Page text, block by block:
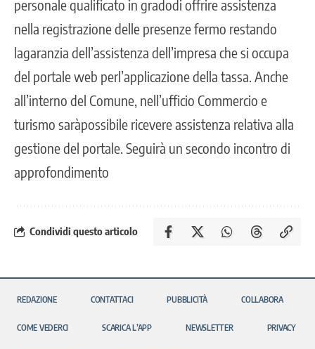
personale qualificato in gradodi offrire assistenza
nella registrazione delle presenze fermo restando
lagaranzia dell’assistenza dell’impresa che si occupa
del portale web perl’applicazione della tassa. Anche
all’interno del Comune, nell’ufficio Commercio e
turismo saràpossibile ricevere assistenza relativa alla
gestione del portale. Seguirà un secondo incontro di
approfondimento
Condividi questo articolo
REDAZIONE CONTATTACI PUBBLICITÀ COLLABORA
COME VEDERCI SCARICA L’APP NEWSLETTER PRIVACY